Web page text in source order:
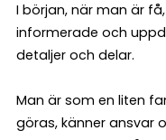
I början, när man är
informerade och
detaljer och delar.
Man är som en liten
göras, känner ansvar